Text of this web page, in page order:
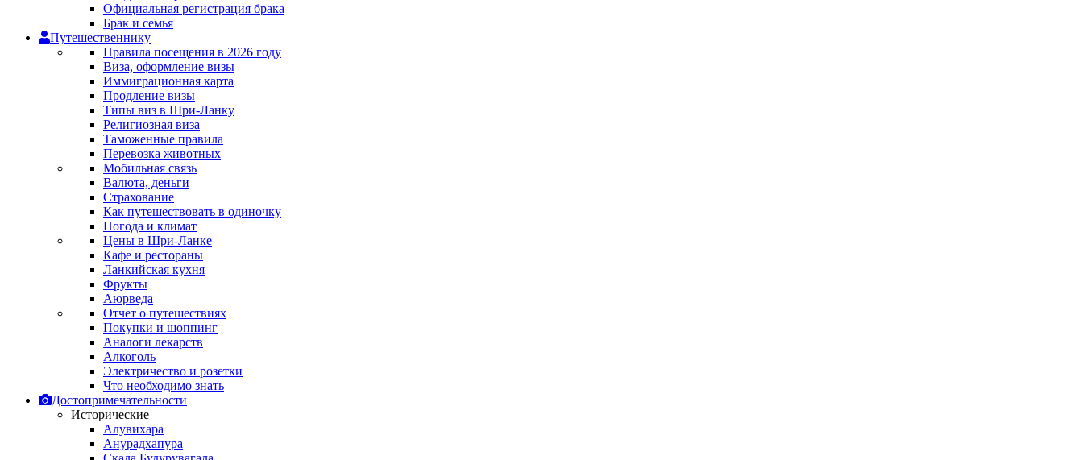
Официальная регистрация брака
Брак и семья
Путешественнику
Правила посещения в 2026 году
Виза, оформление визы
Иммиграционная карта
Продление визы
Типы виз в Шри-Ланку
Религиозная виза
Таможенные правила
Перевозка животных
Мобильная связь
Валюта, деньги
Страхование
Как путешествовать в одиночку
Погода и климат
Цены в Шри-Ланке
Кафе и рестораны
Ланкийская кухня
Фрукты
Аюрведа
Отчет о путешествиях
Покупки и шоппинг
Аналоги лекарств
Алкоголь
Электричество и розетки
Что необходимо знать
Достопримечательности
Исторические
Алувихара
Анурадхапура